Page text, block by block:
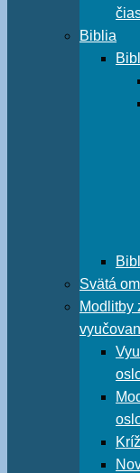
Biblia
Svätá
Modlitby